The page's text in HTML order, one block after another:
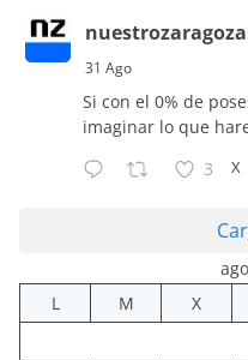
31 Ago
Si con el 0% de
imaginar lo que
3
X
L
M X